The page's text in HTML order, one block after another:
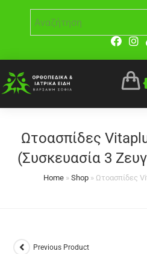
Ωτοασπίδες
(Συσκευασία 3
Home »Shop » Ωτοασπίδες
Previous Product